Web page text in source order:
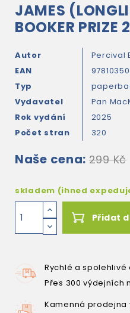
JAMES
BOOKER PRIZE
Autor
Percival
EAN
Typ
Vydavatel
Pan
Rok vydání
2025
Počet stran
320
Naše cena: 299 Kč
skladem (ihned
Přidat
Rychlé a
Přes 300 výdejních
Kamenná prodejna